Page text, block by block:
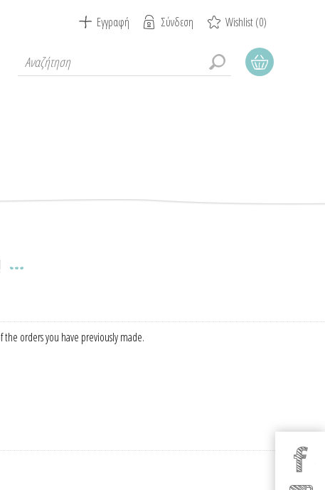
Εγγραφή Σύνδεση Wishlist(0)
orders you have previously made.